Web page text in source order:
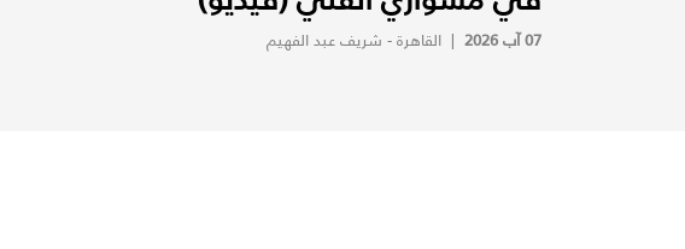
07 آب 2026 |القاهرة - شريف عبد الفهيم